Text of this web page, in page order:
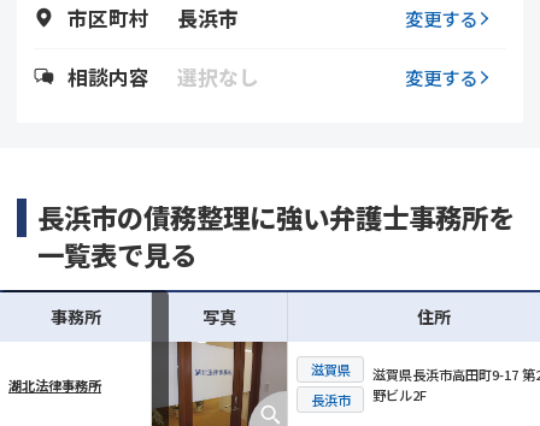
市区町村 長浜市 変更する
相談内容 選択なし 変更する
長浜市の債務整理に強い弁護士事務所を
一覧表で見る
横スクロール可能
事務所 写真 住所
湖北法律事務所
滋賀県
長浜市
滋賀県長浜市高田町9-17 第
野ビル2F